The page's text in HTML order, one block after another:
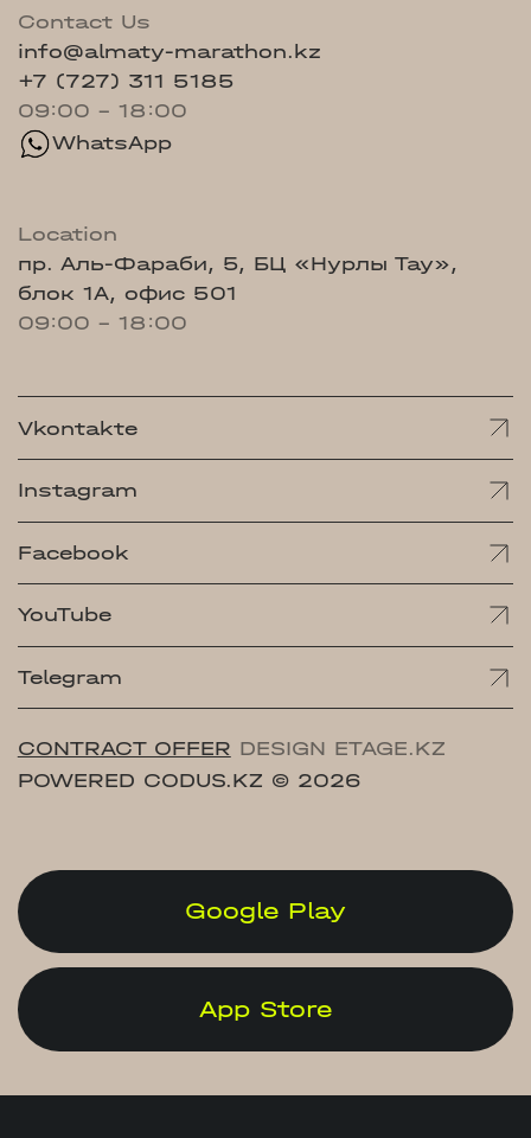
Contact Us
info@almaty-marathon.kz
+7 (727) 311 5185
09:00 - 18:00
WhatsApp
Location
пр. Аль-Фараби, 5, БЦ «Нурлы Тау»,
блок 1А, офис 501
09:00 - 18:00
Vkontakte
Instagram
Facebook
YouTube
Telegram
CONTRACT OFFER DESIGN ETAGE.KZ
POWERED CODUS.KZ © 2026
Google Play
App Store